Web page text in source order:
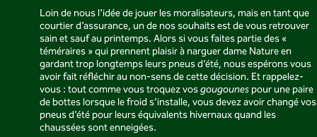
Loin de nous l’idée de jouer les moralisateurs, mais en tant que
courtier d’assurance, un de nos souhaits est de vous retrouver
sain et sauf au printemps. Alors si vous faites partie des «
téméraires » qui prennent plaisir à narguer dame Nature en
gardant trop longtemps leurs pneus d’été, nous espérons vous
avoir fait réfléchir au non-sens de cette décision. Et rappelez-
vous : tout comme vous troquez vosgougounes pour une paire
de bottes lorsque le froid s’installe, vous devez avoir changé vos
pneus d’été pour leurs équivalents hivernaux quand les
chaussées sont enneigées.